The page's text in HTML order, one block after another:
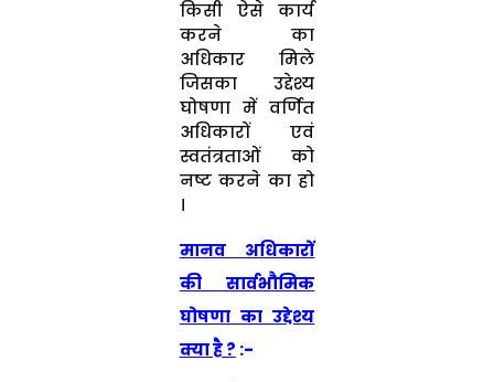
किसी ऐसे कार्य
करने का
अधिकार मिले
जिसका उद्देश्य
घोषणा में वर्णित
अधिकारों एवं
स्वतंत्रताओं को
नष्ट करने का हो
।
मानव अधिकारों
की सार्वभौमिक
घोषणा का उद्देश्य
क्या है ? :-